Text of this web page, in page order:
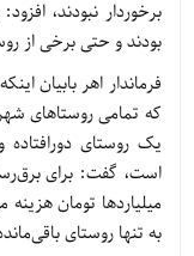
بودند و حتی برخی از
فرماندار اهر بابیان
که تمامی روستاهای
یک روستای
است، گفت: برای
میلیاردها تومان
به تنها روستای